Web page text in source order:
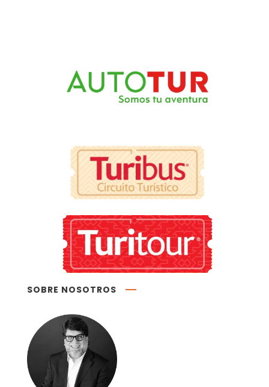
SOBRE NOSOTROS